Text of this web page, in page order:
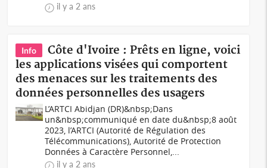
il y a 2 ans
Info
Côte d'Ivoire : Prêts en ligne, voici
les applications visées qui comportent
des menaces sur les traitements des
données personnelles des usagers
L’ARTCI Abidjan (DR)&nbsp;Dans
un&nbsp;communiqué en date du&nbsp;8 août
2023, l’ARTCI (Autorité de Régulation des
Télécommunications), Autorité de Protection
Données à Caractère Personnel,...
il y a 2 ans